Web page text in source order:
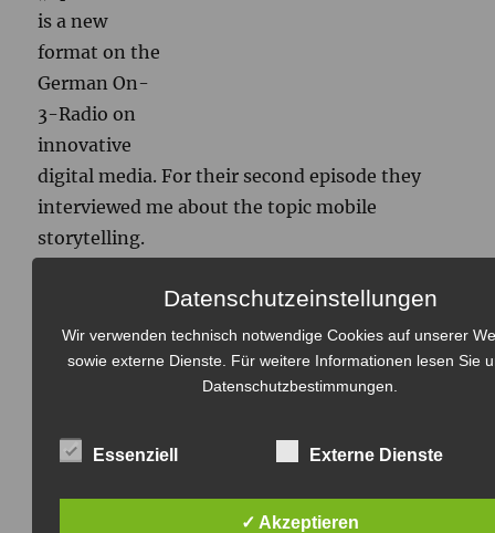
is a new
format on the
German On-
3-Radio on
innovative
digital media. For their second episode they
interviewed me about the topic mobile
storytelling.
During the interview we played a mission
created by teenagers during my latest media
education project at theMultikulturellen
moreabout the project).
You can listen to the episode online (its in
To play the file either use thisdirect link
Datenschutzeinstellungen
Wir verwenden technisch notwendige Cookies auf unserer
sowie externe Dienste. Für weitere Informationen lesen Sie
Datenschutzbestimmungen
Essenziell Externe Dienste
✓ Akzeptieren